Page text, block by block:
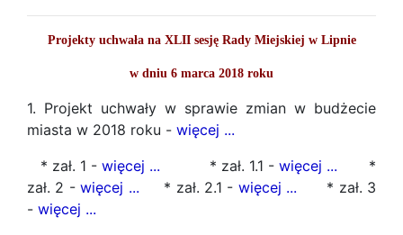
Projekty uchwała na XLII sesję Rady Miejskiej w Lipnie
w dniu 6 marca 2018 roku
1. Projekt uchwały w sprawie zmian w budżecie
miasta w 2018 roku - więcej ...
* zał. 1 - więcej ... * zał. 1.1 - więcej ... *
zał. 2 -więcej ... * zał. 2.1 - więcej ... * zał. 3
- więcej ...